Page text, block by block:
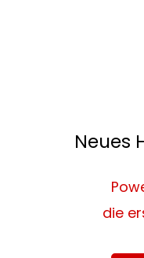
Neues
die